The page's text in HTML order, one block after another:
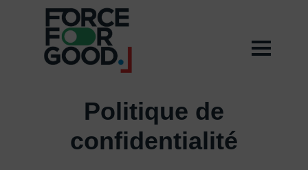
Politique de
confidentialité